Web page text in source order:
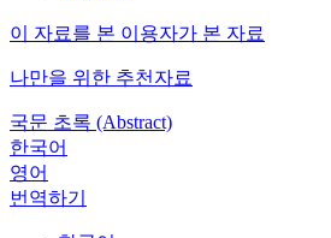
이 자료를 본 이용자가 본 자료
나만을 위한 추천자료
국문 초록 (Abstract)
한국어
영어
번역하기